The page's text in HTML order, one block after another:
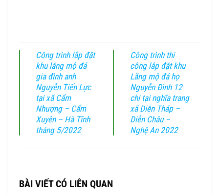
Công trình lắp đặt
khu lăng mộ đá
gia đình anh
Nguyễn Tiến Lực
tại xã Cẩm
Nhượng – Cẩm
Xuyên – Hà Tĩnh
tháng 5/2022
Công trình thi
công lắp đặt khu
Lăng mộ đá họ
Nguyễn Đình 12
chi tại nghĩa trang
xã Diễn Tháp –
Diễn Châu –
Nghệ An 2022
BÀI VIẾT CÓ LIÊN QUAN